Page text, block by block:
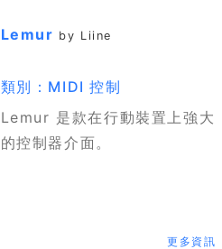
Lemur by Liine
類別：MIDI 控制
Lemur 是款在行動裝置上強大
的控制器介面。
更多資訊